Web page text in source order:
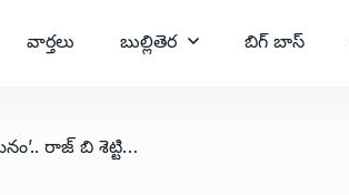
వార్తలు బుల్లితెర బిగ్ బాస్
/ ‘కరవాలి’ నుంచి ‘మవీర ఆగమనం’.. రాజ్ బి శెట్టి పాత్రను పరిచయం చేసిన టీం